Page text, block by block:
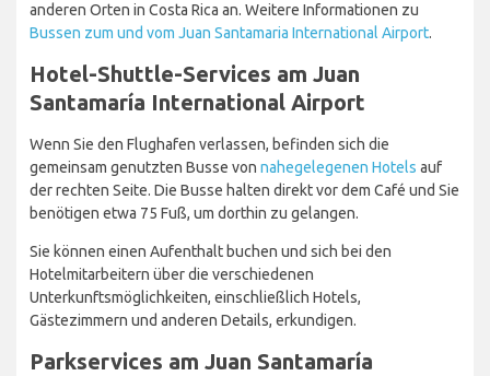
anderen Orten in Costa Rica an. Weitere Informationen zu
Bussen zum und vom Juan Santamaria International Airport.
Hotel-Shuttle-Services am Juan
Santamaría International Airport
Wenn Sie den Flughafen verlassen, befinden sich die
gemeinsam genutzten Busse von nahegelegenen Hotels auf
der rechten Seite. Die Busse halten direkt vor dem Café und Sie
benötigen etwa 75 Fuß, um dorthin zu gelangen.
Sie können einen Aufenthalt buchen und sich bei den
Hotelmitarbeitern über die verschiedenen
Unterkunftsmöglichkeiten, einschließlich Hotels,
Gästezimmern und anderen Details, erkundigen.
Parkservices am Juan Santamaría